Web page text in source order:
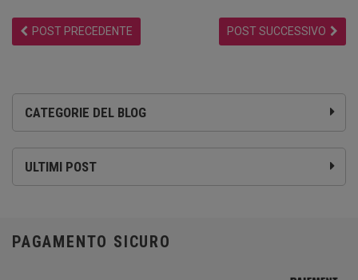
CATEGORIE DEL BLOG
ULTIMI POST
POST PRECEDENTE POST SUCCESSIVO
PAGAMENTO SICURO